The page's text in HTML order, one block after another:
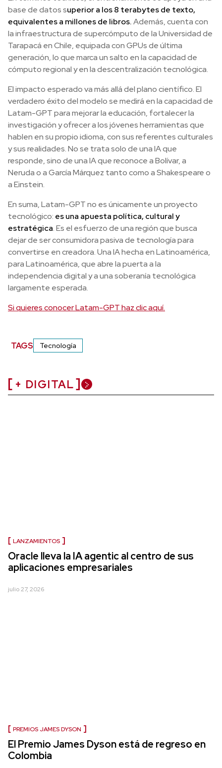
base de datos superior a los 8 terabytes de texto,
equivalentes a millones de libros.Además, cuenta con
la infraestructura de supercómputo de la Universidad de
Tarapacá en Chile, equipada con GPUs de última
generación, lo que marca un salto en la capacidad de
cómputo regional y en la descentralización tecnológica.
El impacto esperado va más allá del plano científico. El
verdadero éxito del modelo se medirá en la capacidad de
Latam-GPT para mejorar la educación, fortalecer la
investigación y ofrecer a los jóvenes herramientas que
hablen en su propio idioma, con sus referentes culturales
y sus realidades. No se trata solo de una IA que
responde, sino de una IA que reconoce a Bolívar, a
Neruda o a García Márquez tanto como a Shakespeare o
a Einstein.
En suma, Latam-GPT no es únicamente un proyecto
tecnológico: es una apuesta política, cultural y
estratégica. Es el esfuerzo de una región que busca
dejar de ser consumidora pasiva de tecnología para
convertirse en creadora. Una IA hecha en Latinoamérica,
para Latinoamérica, que abre la puerta a la
independencia digital y a una soberanía tecnológica
largamente esperada.
Si quieres conocer Latam-GPT haz clic aquí.
TAGS Tecnología
+ DIGITAL
LANZAMIENTOS
Oracle lleva la IA agentic al centro de sus
aplicaciones empresariales
julio 27, 2026
PREMIOS JAMES DYSON
El Premio James Dyson está de regreso en
Colombia